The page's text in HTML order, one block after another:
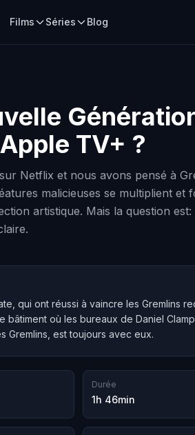
Films Séries Blog
TV+ ?
Netflix et nous avons pensé à
malicieuses se multiplient et
artistique. Mais la question
qui ont réussi à vaincre les Gremlins
bâtiment où les bureaux de Daniel
Gremlins, est toujours avec eux.
Durée
1h 46min